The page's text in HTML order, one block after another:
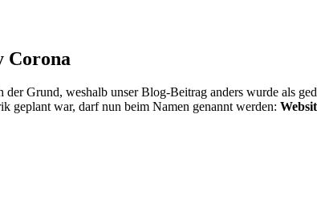
Corona
Grund, weshalb unser Blog-Beitrag anders wurde als
geplant war, darf nun beim Namen genannt werden: